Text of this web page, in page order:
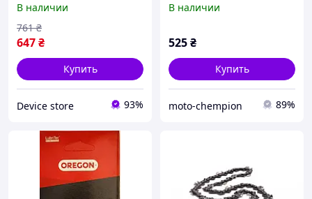
оригинал
В наличии
647₴
761 ₴
Купить
Device store 93%
зуб для твердых мокрых
В наличии
525₴
Купить
moto-chempion 89%